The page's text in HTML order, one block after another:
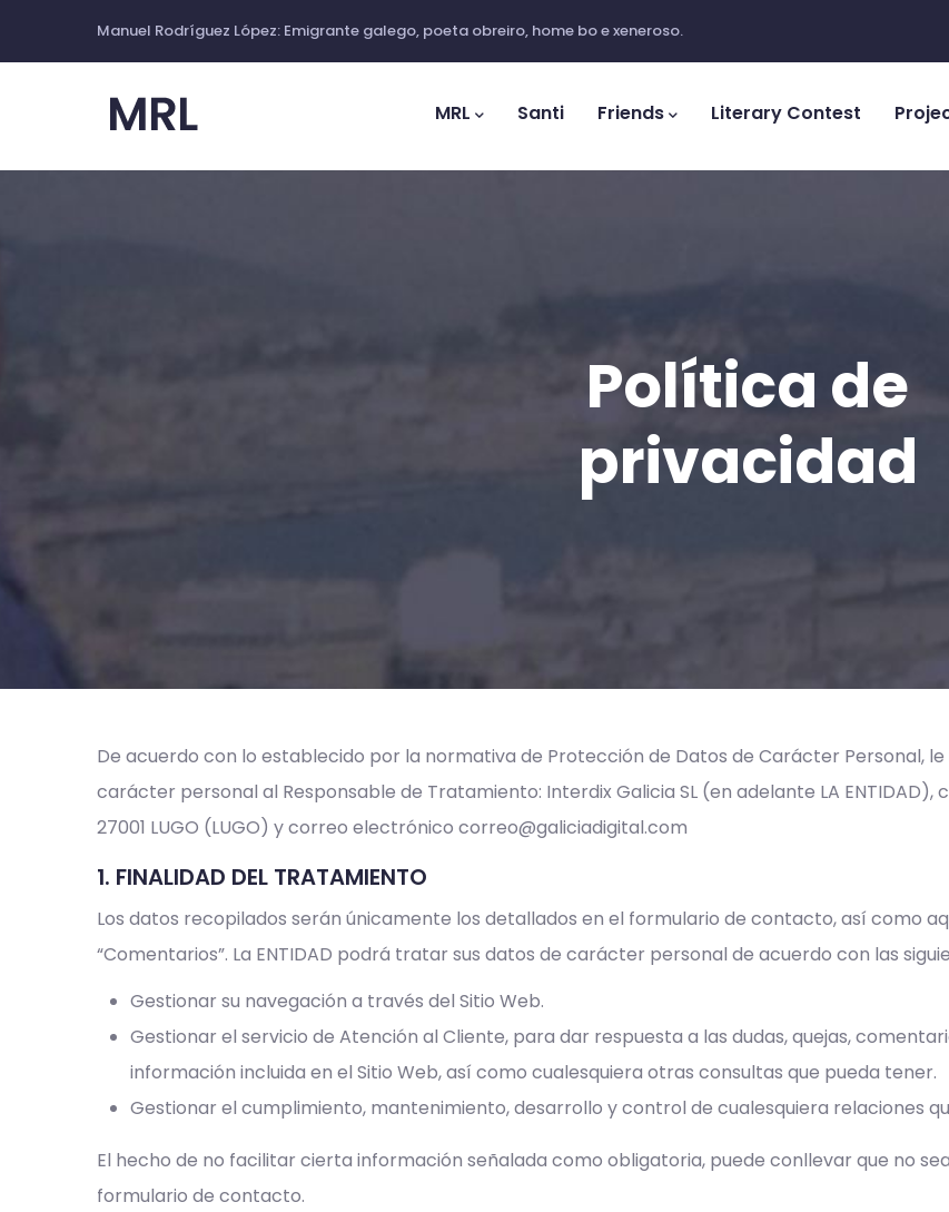
Manuel Rodríguez López: Emigrante galego, poeta obreiro, home bo e xeneroso.
Navigation
MRL Santi Friends Literary Contest
Política de
privacidad
De acuerdo con lo establecido por la normativa de Protección de Datos de Carácter Personal,
carácter personal al Responsable de Tratamiento: Interdix Galicia SL (en adelante LA ENTIDAD),
27001 LUGO (LUGO) y correo electrónico correo@galiciadigital.com
1. FINALIDAD DEL TRATAMIENTO
Los datos recopilados serán únicamente los detallados en el formulario de contacto, así como
“Comentarios”. La ENTIDAD podrá tratar sus datos de carácter personal de acuerdo con las
Gestionar su navegación a través del Sitio Web.
Gestionar el servicio de Atención al Cliente, para dar respuesta a las dudas, quejas,
información incluida en el Sitio Web, así como cualesquiera otras consultas que pueda tener.
Gestionar el cumplimiento, mantenimiento, desarrollo y control de cualesquiera relaciones
El hecho de no facilitar cierta información señalada como obligatoria, puede conllevar que no
formulario de contacto.